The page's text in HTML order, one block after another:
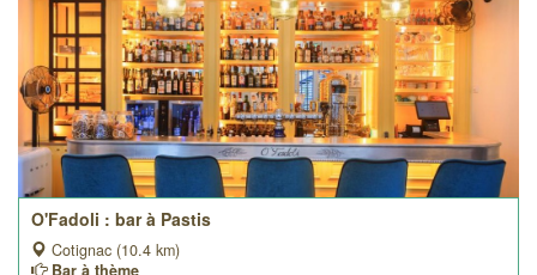
O'Fadoli : bar à Pastis
Cotignac (10.4 km)
Bar à thème